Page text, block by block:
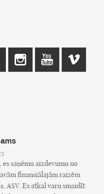
saņēmu aizdevumu no
finansiālajām raizēm
ASV. Es atkal varu smaidīt